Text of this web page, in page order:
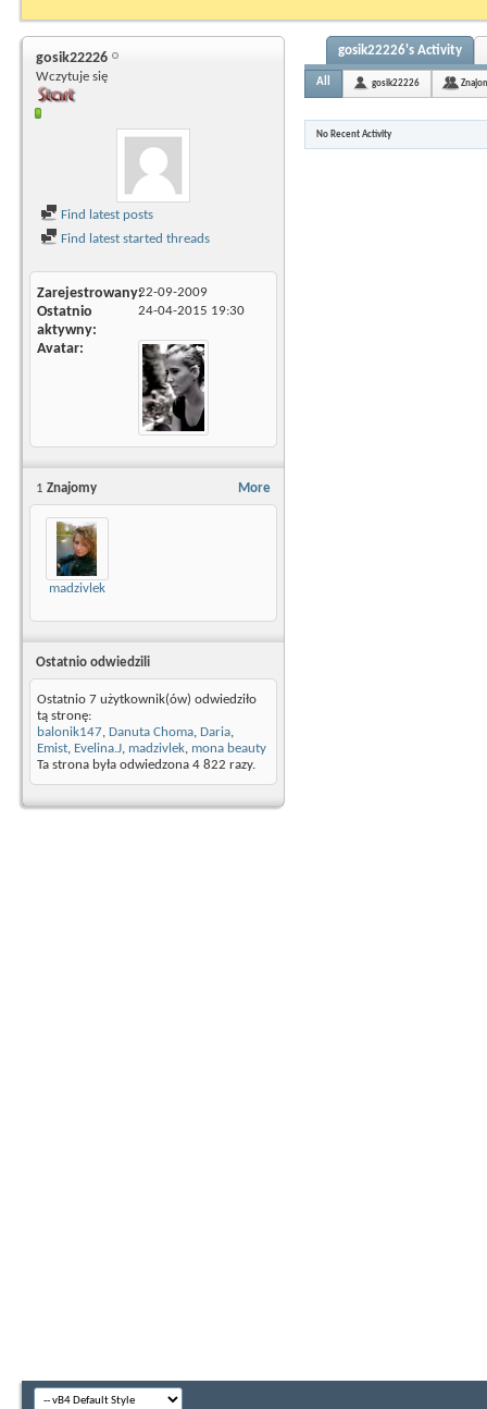
gosik22226
Wczytuje się
Find latest posts
Find latest started threads
Zarejestrowany22-09-2009
Ostatnio
aktywny
24-04-2015 19:30
Avatar
More
1 Znajomy
madzivlek
Ostatnio odwiedzili
Ostatnio 7 użytkownik(ów) odwiedziło
tą stronę:
balonik147, Danuta Choma, Daria,
Emist, Evelina.J, madzivlek, mona beauty
Ta strona była odwiedzona 4 822 razy.
gosik22226's Activity
All gosik22226
No Recent Activity